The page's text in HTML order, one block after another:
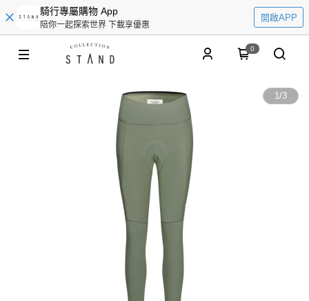
騎行專屬購物 App
陪你一起探索世界 下載享優惠
開啟APP
0
1/3